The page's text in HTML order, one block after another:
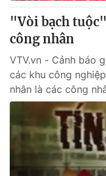
"Vòi bạch
công nhân
VTV.vn - Cảnh báo
các khu công
nhân là các công